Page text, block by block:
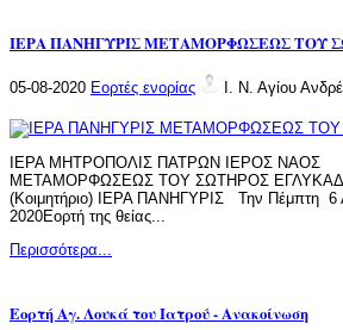
ΙΕΡΑ ΠΑΝΗΓΥΡΙΣ ΜΕΤΑΜΟΡΦΩΣΕΩΣ ΤΟΥ
05-08-2020 Εορτές ενορίας Ι. Ν. Αγίου
ΙΕΡΑ ΜΗΤΡΟΠΟΛΙΣ ΠΑΤΡΩΝ ΙΕΡΟΣ ΝΑΟΣ
ΜΕΤΑΜΟΡΦΩΣΕΩΣ ΤΟΥ ΣΩΤΗΡΟΣ
(Κοιμητήριο) ΙΕΡΑ ΠΑΝΗΓΥΡΙΣ Την Πέμπτη 6
2020Eορτή της θείας...
Περισσότερα...
Εορτή Αγ. Λουκά του Ιατρού - Ανακοίνωση